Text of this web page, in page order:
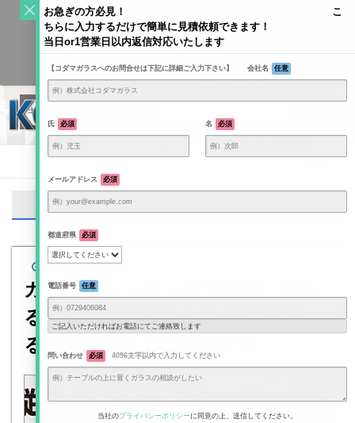
KODAMAGLASS公式ブログ | ガラス情報発信メディア
Home /
隙間
2022年12月9日
ガラスをケンドン式で押縁に納め
る方法！縦の押さえ縁が両方外れ
る場合の寸法の計算の仕方
お急ぎの方必見！ こ
ちらに入力するだけで簡単に見積依頼できます！
当日or1営業日以内返信対応いたします
【コダマガラスへのお問合せは下記に詳細ご入力下さい】 会社名 任意
氏 必須 名 必須
メールアドレス 必須
都道府県 必須
電話番号 任意
ご記入いただければお電話にてご連絡致します
問い合わせ 必須 4096文字以内で入力してください
当社のプライバシーポリシーに同意の上、送信してください。